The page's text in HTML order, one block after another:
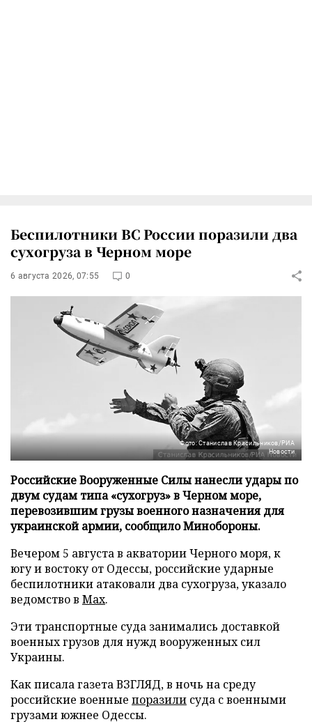
Беспилотники ВС России поразили два
сухогруза в Черном море
6 августа 2026, 07:55 0
Фото: Станислав Красильников/РИА
Новости
Российские Вооруженные Силы нанесли удары по
двум судам типа «сухогруз» в Черном море,
перевозившим грузы военного назначения для
украинской армии, сообщило Минобороны.
Вечером 5 августа в акватории Черного моря, к
югу и востоку от Одессы, российские ударные
беспилотники атаковали два сухогруза, указало
ведомство в Max.
Эти транспортные суда занимались доставкой
военных грузов для нужд вооруженных сил
Украины.
Как писала газета ВЗГЛЯД, в ночь на среду
российские военные поразили суда с военными
грузами южнее Одессы.